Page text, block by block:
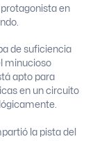
en
de suficiencia
minucioso
apto para
en un circuito
la pista del